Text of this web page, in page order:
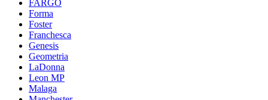
FARGO
Forma
Foster
Franchesca
Genesis
Geometria
LaDonna
Leon MP
Malaga